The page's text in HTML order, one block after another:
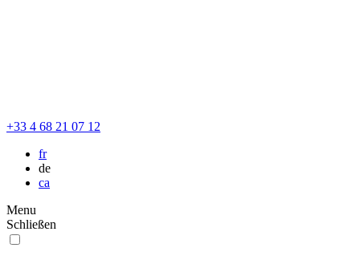
+33 4 68 21 07 12
fr
de
ca
Menu
Schließen